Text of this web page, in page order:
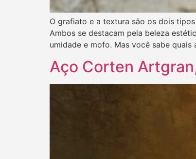
O grafiato e a textura são os dois
Ambos se destacam pela beleza
umidade e mofo. Mas você sabe
Aço Corten